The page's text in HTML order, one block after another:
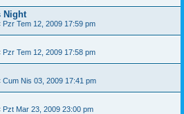
Night
Pzr Tem 12, 2009 17:59 pm
Pzr Tem 12, 2009 17:58 pm
Cum Nis 03, 2009 17:41 pm
Pzt Mar 23, 2009 23:00 pm